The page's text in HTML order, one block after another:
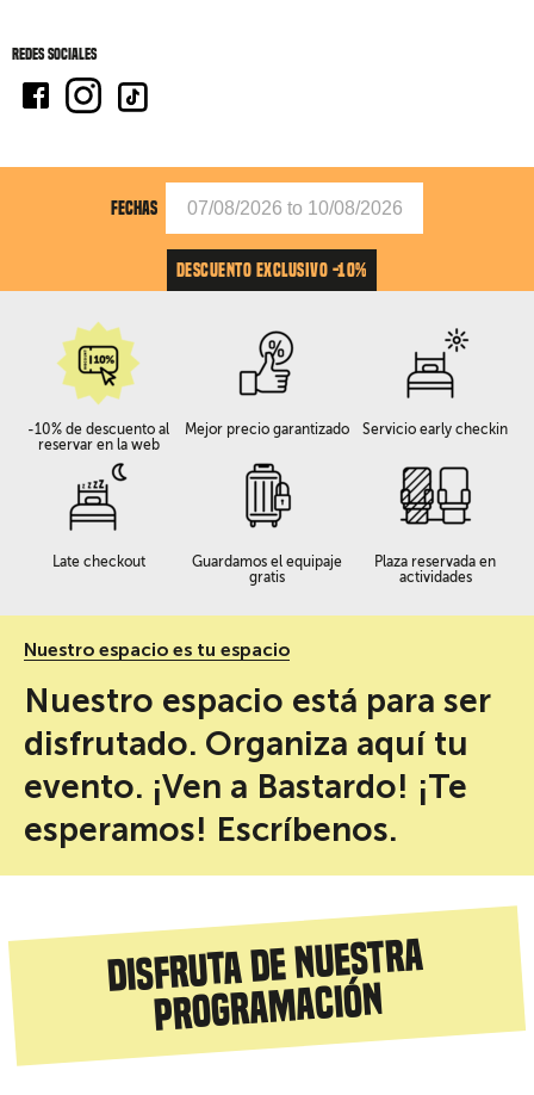
Redes sociales
FECHAS
DESCUENTO EXCLUSIVO -10%
-10% de descuento al
reservar en la web
Mejor precio garantizado Servicio early checkin
Late checkout
Guardamos el equipaje
gratis
Plaza reservada en
actividades
Nuestro espacio es tu espacio
Nuestro espacio está para ser
disfrutado. Organiza aquí tu
evento. ¡Ven a Bastardo! ¡Te
esperamos! Escríbenos.
Disfruta de nuestra
programación